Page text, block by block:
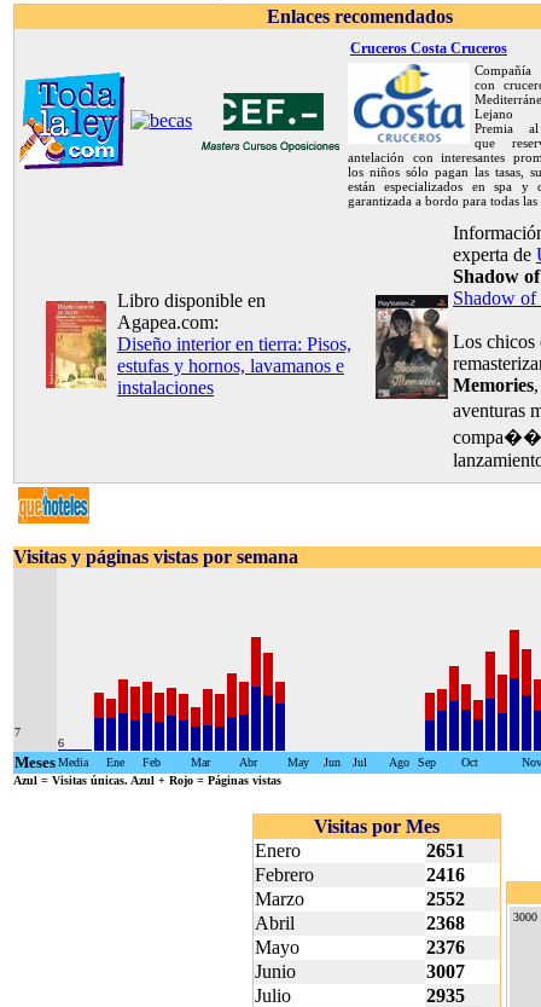
Enlaces recomendados
Cruceros Costa Cruceros
con
Lejano
Premia
que
antelación con interesantes
los niños sólo pagan las tasas,
están especializados en spa y
garantizada a bordo para todas las
Libro disponible en
Agapea.com:
Diseño interior en tierra: Pisos,
estufas y hornos, lavamanos e
instalaciones
experta de
Shadow
Shadow of
Los
Memories
aventuras
Visitas y páginas vistas por semana
7
6
MesesMedia Ene Feb Mar Abr May Jun Jul Ago Sep Oct
Nov
Azul = Visitas únicas. Azul + Rojo = Páginas vistas
Visitas por Mes
Enero
2651
Febrero
2416
Marzo
2552
Abril
2368
Mayo
2376
Junio
3007
Julio
2935
3000